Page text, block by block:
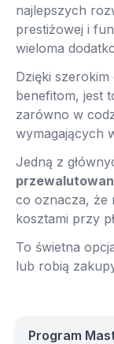
najlepszych
prestiżowej i
wieloma
Dzięki
benefitom, jest
zarówno w
wymagających
Jedną z
co oznacza, że
kosztami przy
To świetna
lub robią
Program